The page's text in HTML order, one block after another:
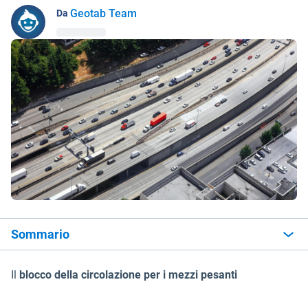
Da Geotab Team
Sommario
Il blocco della circolazione per i mezzi pesanti